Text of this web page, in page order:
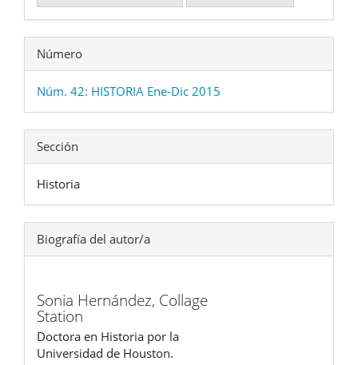
Número
Núm. 42: HISTORIA Ene-Dic 2015
Sección
Historia
Biografía del autor/a
Sonia Hernández, Collage
Station
Doctora en Historia por la
Universidad de Houston.